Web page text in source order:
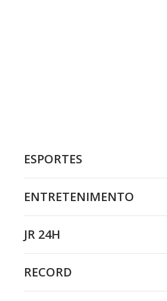
ESPORTES
ENTRETENIMENTO
JR 24H
RECORD